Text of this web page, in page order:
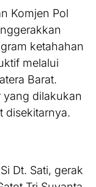
Komjen Pol
ketahahan
melalui
Barat.
yang dilakukan
disekitarnya.
Dt. Sati, gerak